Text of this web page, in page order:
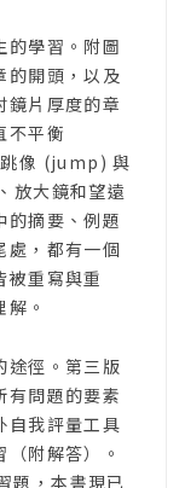
的學習。附圖
的開頭，以及
鏡片厚度的章
不平衡
像 (jump) 與
大鏡和望遠
的摘要、例題
處，都有一個
被重寫與重
。
途徑。第三版
有問題的要素
自我評量工具
附解答）。
題，本書現已